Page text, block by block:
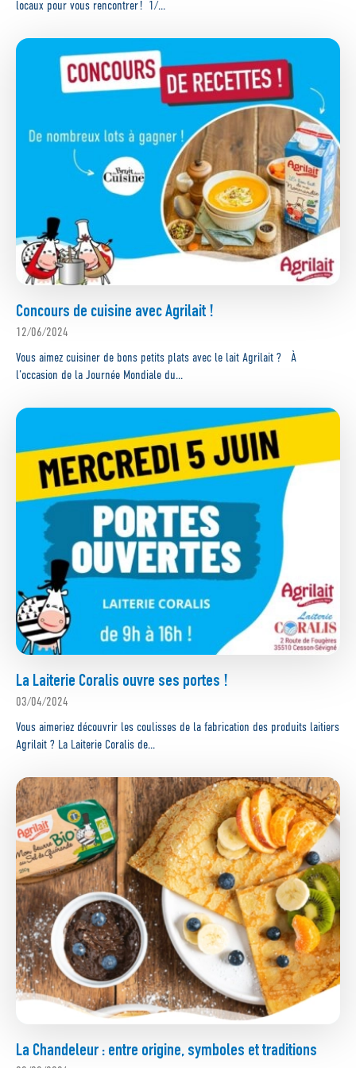
locaux pour vous rencontrer ! 1/...
Concours de cuisine avec Agrilait !
12/06/2024
Vous aimez cuisiner de bons petits plats avec le lait Agrilait ? À
l’occasion de la Journée Mondiale du...
La Laiterie Coralis ouvre ses portes !
03/04/2024
Vous aimeriez découvrir les coulisses de la fabrication des produits laitiers
Agrilait ? La Laiterie Coralis de...
La Chandeleur : entre origine, symboles et traditions